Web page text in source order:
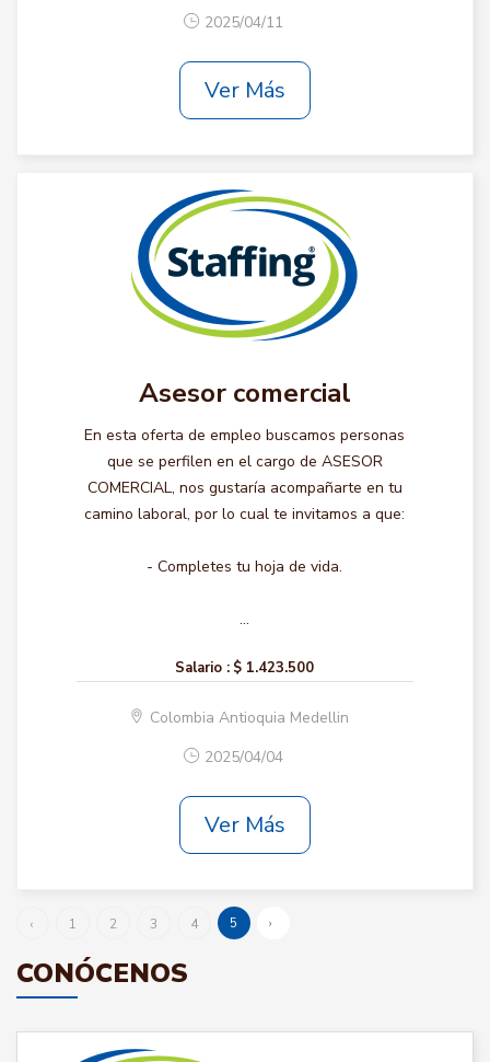
2025/04/11
Ver Más
Asesor comercial
En esta oferta de empleo buscamos personas
que se perfilen en el cargo de ASESOR
COMERCIAL, nos gustaría acompañarte en tu
camino laboral, por lo cual te invitamos a que:
- Completes tu hoja de vida.
...
Salario : $ 1.423.500
Colombia Antioquia Medellin
2025/04/04
Ver Más
‹ 1 2 3 4 5 ›
CONÓCENOS